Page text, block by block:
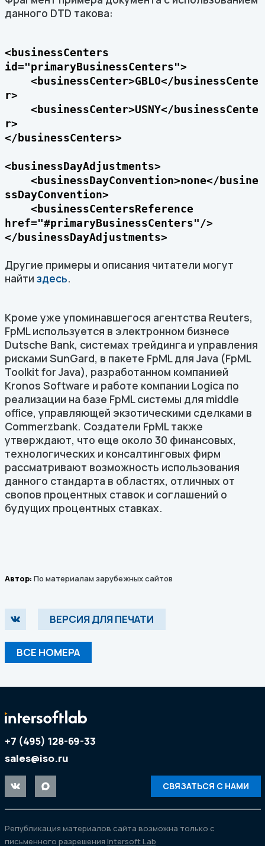
данного DTD такова:
<businessCenters
id="primaryBusinessCenters">
<businessCenter>GBLO</businessCente
r>
<businessCenter>USNY</businessCente
r>
</businessCenters>
<businessDayAdjustments>
<businessDayConvention>none</busine
ssDayConvention>
<businessCentersReference
href="#primaryBusinessCenters"/>
</businessDayAdjustments>
Другие примеры и описания читатели могут
найти здесь.
Кроме уже упоминавшегося агентства Reuters,
FpML используется в электронном бизнесе
Dutsche Bank, системах трейдинга и управления
рисками SunGard, в пакете FpML для Java (FpML
Toolkit for Java), разработанном компанией
Kronos Software и работе компании Logica по
реализации на базе FpML системы для middle
office, управляющей экзотическими сделками в
Commerzbank. Создатели FpML также
утверждают, что еще около 30 финансовых,
технологических и консалтинговых фирм
рассматривают возможность использования
данного стандарта в областях, отличных от
свопов процентных ставок и соглашений о
будущих процентных ставках.
Автор: По материалам зарубежных сайтов
ВЕРСИЯ ДЛЯ ПЕЧАТИ
ВСЕ НОМЕРА
+7 (495) 128-69-33
sales@iso.ru
СВЯЗАТЬСЯ С НАМИ
Републикация материалов сайта возможна только с
письменного разрешения Intersoft Lab